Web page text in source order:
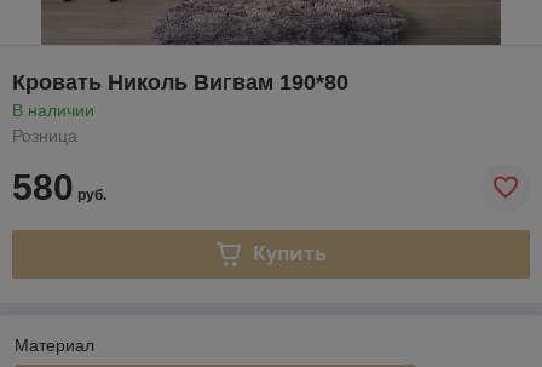
Кровать Николь Вигвам 190*80
В наличии
Розница
580 руб.
Купить
Материал